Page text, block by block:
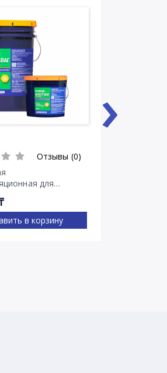
Отзывы (0)
для
в корзину
›